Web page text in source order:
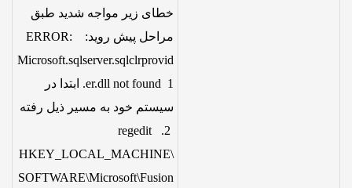
خطای زیر مواجه شدید طبق
مراحل پیش روید: ERROR:
Microsoft.sqlserver.sqlclrprovid
er.dll not found 1. ابتدا در
سیستم خود به مسیر ذیل رفته
2. regedit
HKEY_LOCAL_MACHINE\
SOFTWARE\Microsoft\Fusion